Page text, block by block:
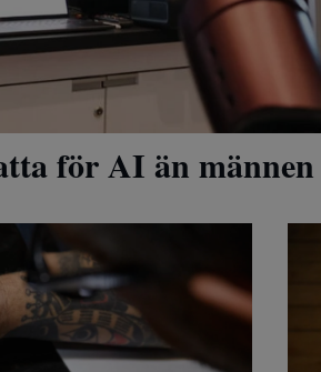
för AI än männen